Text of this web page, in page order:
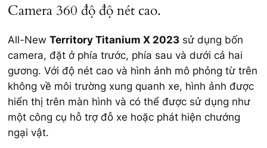
Camera 360 độ độ nét cao.
All-New Territory Titanium X 2023 sử dụng bốn
camera, đặt ở phía trước, phía sau và dưới cả hai
gương. Với độ nét cao và hình ảnh mô phỏng từ trên
không về môi trường xung quanh xe, hình ảnh được
hiển thị trên màn hình và có thể được sử dụng như
một công cụ hỗ trợ đỗ xe hoặc phát hiện chướng
ngại vật.